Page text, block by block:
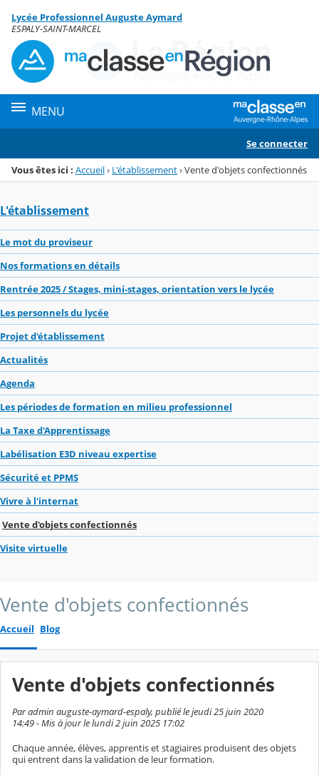
Menu de la rubrique
Contenu
Lycée Professionnel Auguste Aymard
ESPALY-SAINT-MARCEL
MENU
Se connecter
Vous êtes ici : Accueil› L'établissement›Vente d'objets confectionnés
L'établissement
Le mot du proviseur
Nos formations en détails
Rentrée 2025 / Stages, mini-stages, orientation vers le lycée
Les personnels du lycée
Projet d'établissement
Actualités
Agenda
Les périodes de formation en milieu professionnel
La Taxe d'Apprentissage
Labélisation E3D niveau expertise
Sécurité et PPMS
Vivre à l'internat
Vente d'objets confectionnés
Visite virtuelle
Vente d'objets confectionnés
Accueil Blog
Vente d'objets confectionnés
Par admin auguste-aymard-espaly, publié le jeudi 25 juin 2020
14:49 - Mis à jour le lundi 2 juin 2025 17:02
Chaque année, élèves, apprentis et stagiaires produisent des objets
qui entrent dans la validation de leur formation.